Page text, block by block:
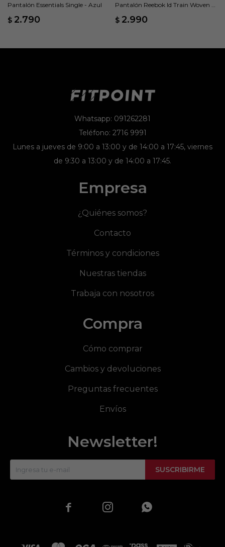
Pantalón Essentials Single - Azul
$ 2.790
Pantalón Reebok Id Train Woven -
$ 2.990
Whatsapp: 091262281
Teléfono: 2716 9991
Lunes a jueves de 9:00 a 13:00 y de 14:00 a 17:45, viernes
de 9:30 a 13:00 y de 14:00 a 17:45.
Empresa
¿Quiénes somos?
Contacto
Términos y condiciones
Nuestras tiendas
Trabaja con nosotros
Compra
Cómo comprar
Cambios y devoluciones
Preguntas frecuentes
Envíos
Newsletter!
SUSCRIBIRME
  